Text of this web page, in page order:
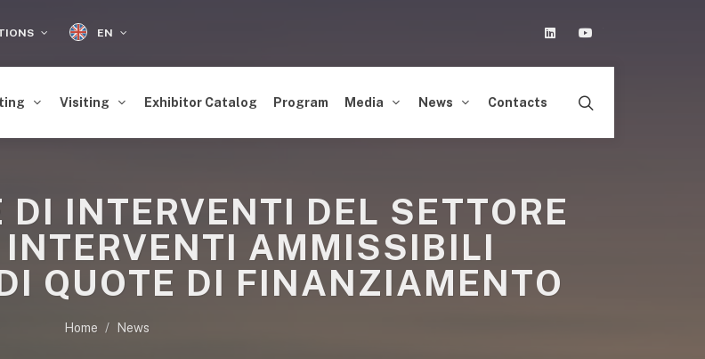
EN Linkedin
Visiting Exhibitor Catalog Program Media News Contacts
INTERVENTI DEL SETTORE
INTERVENTI AMMISSIBILI
QUOTE DI FINANZIAMENTO
Home News